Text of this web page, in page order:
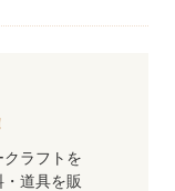
ラフトを
道具を販